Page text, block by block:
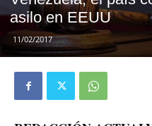
asilo en EEUU
11/02/2017